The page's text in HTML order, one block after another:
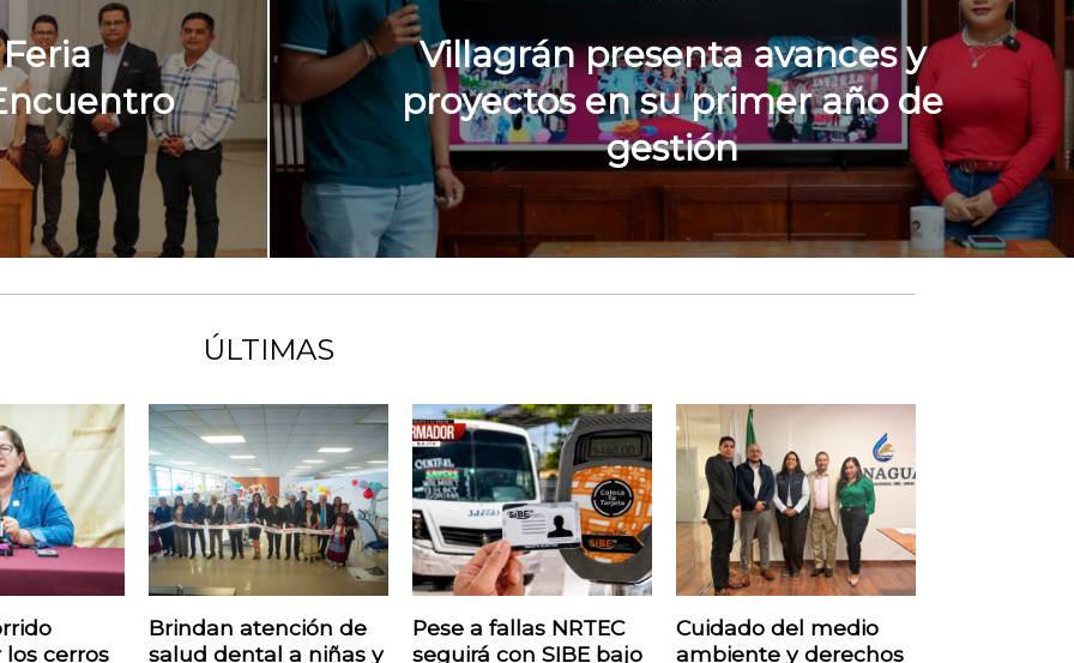
Villagrán presenta avances y
proyectos en su primer año de
gestión
ÚLTIMAS
cerros
Brindan atención de
salud dental a niñas y
Pese a fallas NRTEC
seguirá con SIBE bajo
Cuidado del medio
ambiente y derechos